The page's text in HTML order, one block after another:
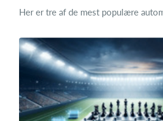
Her er tre af de mest populære